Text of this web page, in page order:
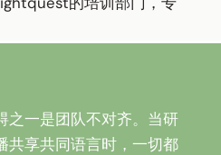
之一是团队不对齐。当研
共享共同语言时，一切都